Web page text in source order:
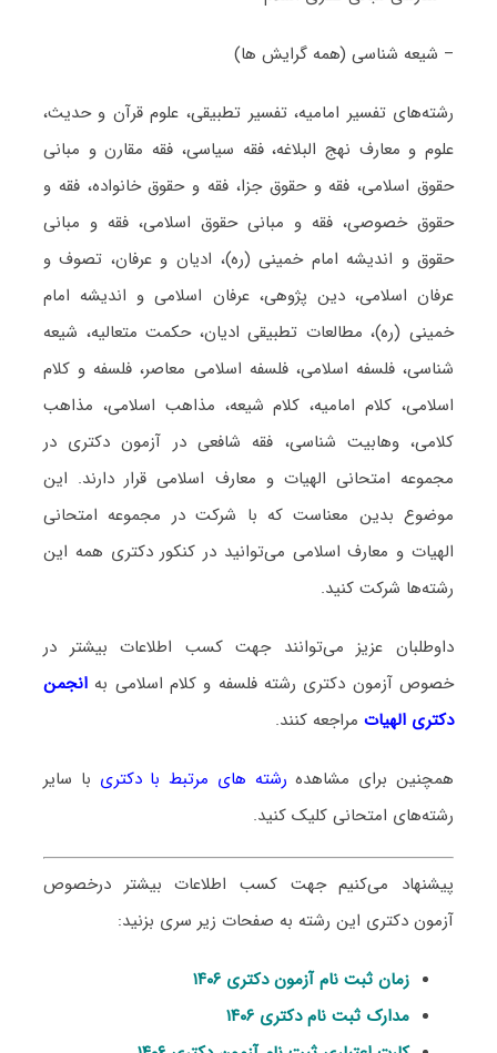
– شیعه شناسی (همه گرایش ها)
رشته‌های تفسیر امامیه، تفسیر تطبیقی، علوم قرآن و حدیث،
علوم و معارف نهج البلاغه، فقه سیاسی، فقه مقارن و مبانی
حقوق اسلامی، فقه و حقوق جزا، فقه و حقوق خانواده، فقه و
حقوق خصوصی، فقه و مبانی حقوق اسلامی، فقه و مبانی
حقوق و اندیشه امام خمینی (ره)، ادیان و عرفان، تصوف و
عرفان اسلامی، دین پژوهی، عرفان اسلامی و اندیشه امام
خمینی (ره)، مطالعات تطبیقی ادیان، حکمت متعالیه، شیعه
شناسی، فلسفه اسلامی، فلسفه اسلامی معاصر، فلسفه و کلام
اسلامی، کلام امامیه، کلام شیعه، مذاهب اسلامی، مذاهب
کلامی، وهابیت شناسی، فقه شافعی در آزمون دکتری در
مجموعه امتحانی الهیات و معارف اسلامی قرار دارند. این
موضوع بدین معناست که با شرکت در مجموعه امتحانی
الهیات و معارف اسلامی می‌توانید در کنکور دکتری همه این
رشته‌ها شرکت کنید.
داوطلبان عزیز می‌توانند جهت کسب اطلاعات بیشتر در
خصوص آزمون دکتری رشته فلسفه و کلام اسلامی بهانجمن
دکتری الهیات مراجعه کنند.
همچنین برای مشاهده رشته های مرتبط با دکتری با سایر
رشته‌های امتحانی کلیک کنید.
پیشنهاد می‌کنیم جهت کسب اطلاعات بیشتر درخصوص
آزمون دکتری این رشته به صفحات زیر سری بزنید:
زمان ثبت نام آزمون دکتری ۱۴۰۶
مدارک ثبت نام دکتری ۱۴۰۶